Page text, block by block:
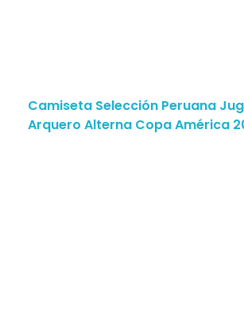
Camiseta Selección Peruana
Arquero Alterna Copa América